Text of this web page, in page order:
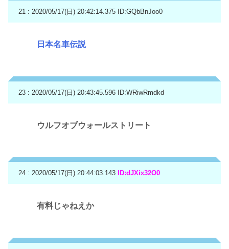
21 : 2020/05/17(日) 20:42:14.375 ID:GQbBnJoo0
日本名車伝説
23 : 2020/05/17(日) 20:43:45.596 ID:WRiwRmdkd
ウルフオブウォールストリート
24 : 2020/05/17(日) 20:44:03.143 ID:dJXix32O0
有料じゃねえか